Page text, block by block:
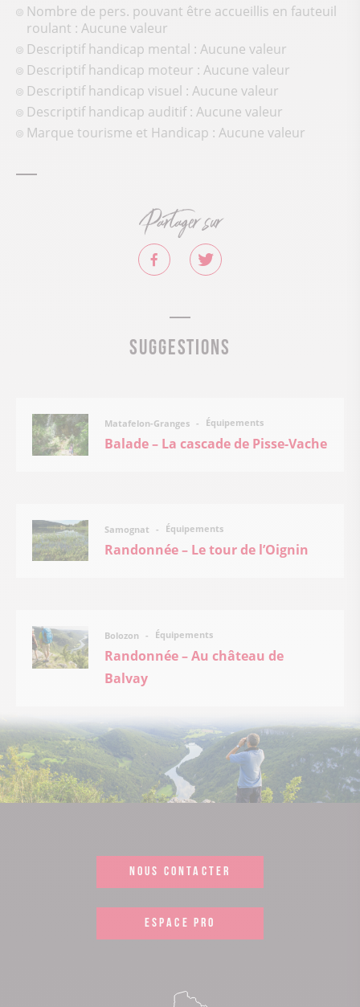
Nombre de pers. pouvant être accueillis en fauteuil
roulant : Aucune valeur
Descriptif handicap mental : Aucune valeur
Descriptif handicap moteur : Aucune valeur
Descriptif handicap visuel : Aucune valeur
Descriptif handicap auditif : Aucune valeur
Marque tourisme et Handicap : Aucune valeur
Partager sur
Suggestions
Matafelon-Granges Équipements
Balade – La cascade de Pisse-Vache
Samognat Équipements
Randonnée – Le tour de l’Oignin
Bolozon Équipements
Randonnée – Au château de
Balvay
NOUS CONTACTER
ESPACE PRO